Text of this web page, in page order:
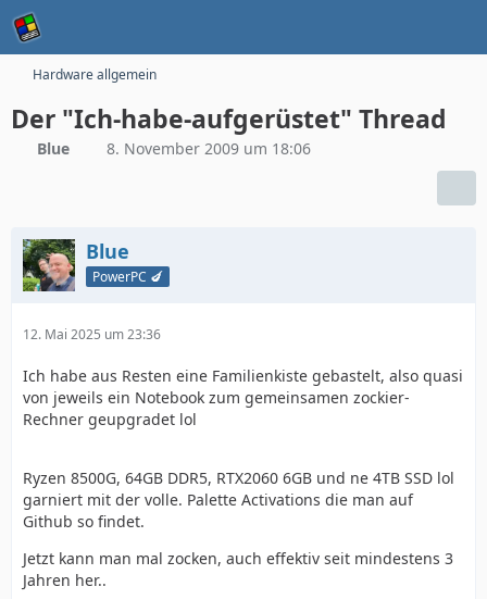
Hardware allgemein
Der "Ich-habe-aufgerüstet" Thread
Blue 8. November 2009 um 18:06
Blue
PowerPC 🍆
12. Mai 2025 um 23:36
Ich habe aus Resten eine Familienkiste gebastelt, also quasi
von jeweils ein Notebook zum gemeinsamen zockier-
Rechner geupgradet lol
Ryzen 8500G, 64GB DDR5, RTX2060 6GB und ne 4TB SSD lol
garniert mit der volle. Palette Activations die man auf
Github so findet.
Jetzt kann man mal zocken, auch effektiv seit mindestens 3
Jahren her..